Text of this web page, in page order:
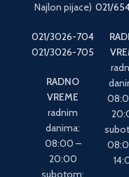
Najlon pijace)
021/3026-704
021/3026-705
RADNO
VREME
radnim
danima:
08:00 –
20:00
subotom:
021/